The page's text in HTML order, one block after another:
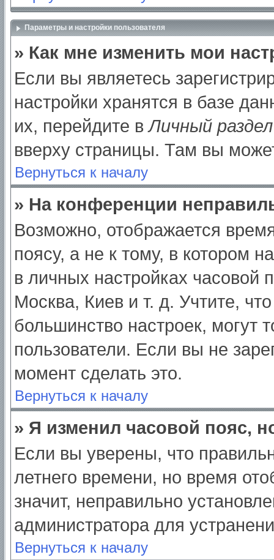
Параметры и настройки пользователя
» Как мне изменить мои
Если вы являетесь
настройки хранятся в базе
их, перейдите вЛичный раздел
вверху страницы. Там вы
Вернуться к началу
» На конференции
Возможно, отображается
поясу, а не к тому, в котором
в личных настройках часовой
Москва, Киев и т. д. Учтите,
большинство настроек, могут
пользователи. Если вы не
момент сделать это.
Вернуться к началу
» Я изменил часовой пояс,
Если вы уверены, что
летнего времени, но время
значит, неправильно
администратора для
Вернуться к началу